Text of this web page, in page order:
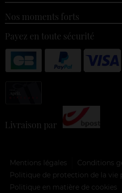
Nos moments forts
Payez en toute sécurité
Livraison par
Mentions légales
Conditions
Politique de protection de la vie
Politique en matière de cookies